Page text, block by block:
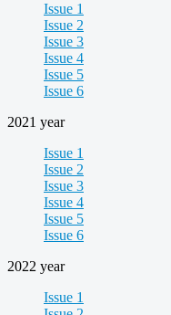
Issue 1
Issue 2
Issue 3
Issue 4
Issue 5
Issue 6
2021 year
Issue 1
Issue 2
Issue 3
Issue 4
Issue 5
Issue 6
2022 year
Issue 1